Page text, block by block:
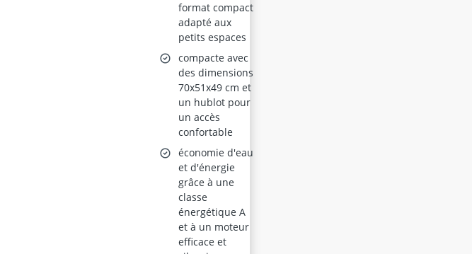
format compact
adapté aux
petits espaces
compacte avec
des dimensions
70x51x49 cm et
un hublot pour
un accès
confortable
économie d'eau
et d'énergie
grâce à une
classe
énergétique A
et à un moteur
efficace et